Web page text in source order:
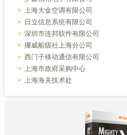
上海大金空调有限公司
日立信息系统有限公司
深圳市连邦软件有限公司
挪威船级社上海分公司
西门子移动通信有限公司
上海市政府采购中心
上海海关技术处